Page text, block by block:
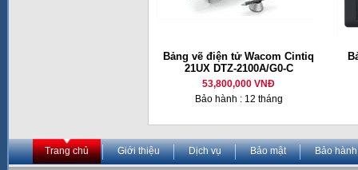
Bảng vẽ điện tử Wacom Cintiq
21UX DTZ-2100A/G0-C
53,800,000 VNĐ
Bảo hành : 12 tháng
Trang chủ Giới thiệu Dịch vụ Bảo mật Bảo hành